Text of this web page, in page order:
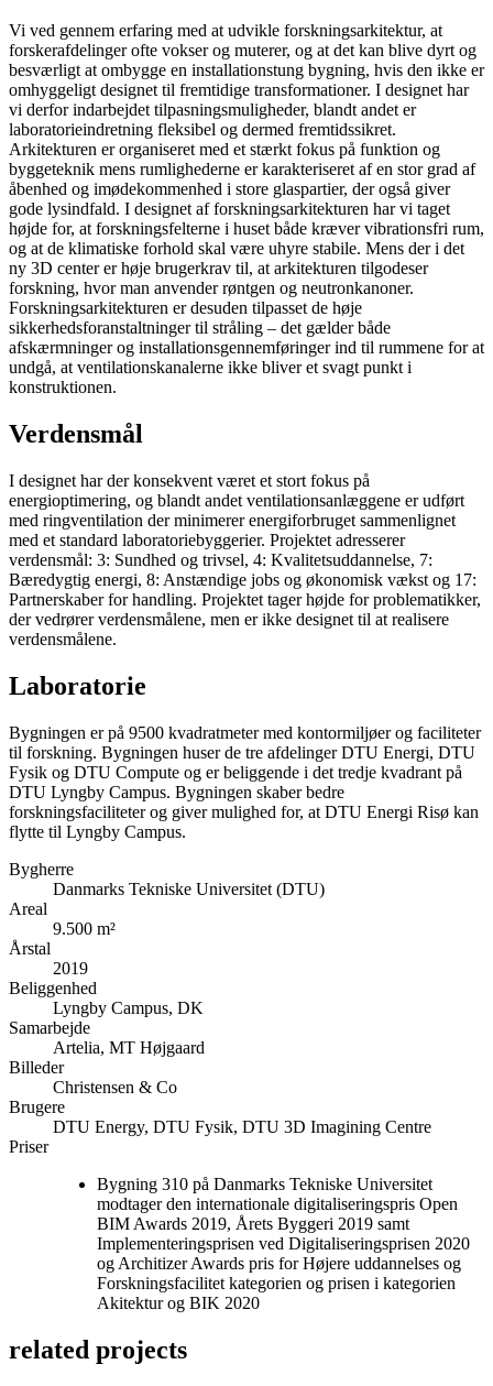
Vi ved gennem erfaring med at udvikle forskningsarkitektur, at
forskerafdelinger ofte vokser og muterer, og at det kan blive dyrt og
besværligt at ombygge en installationstung bygning, hvis den ikke er
omhyggeligt designet til fremtidige transformationer. I designet har
vi derfor indarbejdet tilpasningsmuligheder, blandt andet er
laboratorieindretning fleksibel og dermed fremtidssikret.
Arkitekturen er organiseret med et stærkt fokus på funktion og
byggeteknik mens rumlighederne er karakteriseret af en stor grad af
åbenhed og imødekommenhed i store glaspartier, der også giver
gode lysindfald. I designet af forskningsarkitekturen har vi taget
højde for, at forskningsfelterne i huset både kræver vibrationsfri rum,
og at de klimatiske forhold skal være uhyre stabile. Mens der i det
ny 3D center er høje brugerkrav til, at arkitekturen tilgodeser
forskning, hvor man anvender røntgen og neutronkanoner.
Forskningsarkitekturen er desuden tilpasset de høje
sikkerhedsforanstaltninger til stråling – det gælder både
afskærmninger og installationsgennemføringer ind til rummene for at
undgå, at ventilationskanalerne ikke bliver et svagt punkt i
konstruktionen.
Verdensmål
I designet har der konsekvent været et stort fokus på
energioptimering, og blandt andet ventilationsanlæggene er udført
med ringventilation der minimerer energiforbruget sammenlignet
med et standard laboratoriebyggerier. Projektet adresserer
verdensmål: 3: Sundhed og trivsel, 4: Kvalitetsuddannelse, 7:
Bæredygtig energi, 8: Anstændige jobs og økonomisk vækst og 17:
Partnerskaber for handling. Projektet tager højde for problematikker,
der vedrører verdensmålene, men er ikke designet til at realisere
verdensmålene.
Laboratorie
Bygningen er på 9500 kvadratmeter med kontormiljøer og faciliteter
til forskning. Bygningen huser de tre afdelinger DTU Energi, DTU
Fysik og DTU Compute og er beliggende i det tredje kvadrant på
DTU Lyngby Campus. Bygningen skaber bedre
forskningsfaciliteter og giver mulighed for, at DTU Energi Risø kan
flytte til Lyngby Campus.
Bygherre
Danmarks Tekniske Universitet (DTU)
Areal
9.500 m²
Årstal
2019
Beliggenhed
Lyngby Campus, DK
Samarbejde
Artelia, MT Højgaard
Billeder
Christensen & Co
Brugere
DTU Energy, DTU Fysik, DTU 3D Imagining Centre
Priser
Bygning 310 på Danmarks Tekniske Universitet
modtager den internationale digitaliseringspris Open
BIM Awards 2019, Årets Byggeri 2019 samt
Implementeringsprisen ved Digitaliseringsprisen 2020
og Architizer Awards pris for Højere uddannelses og
Forskningsfacilitet kategorien og prisen i kategorien
Akitektur og BIK 2020
related projects